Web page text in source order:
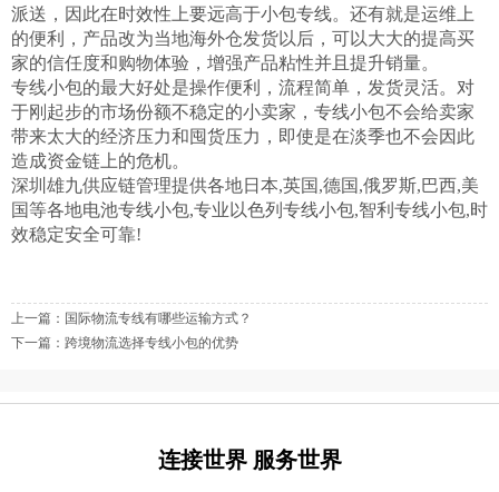
派送，因此在时效性上要远高于小包专线。还有就是运维上
的便利，产品改为当地海外仓发货以后，可以大大的提高买
家的信任度和购物体验，增强产品粘性并且提升销量。
专线小包的最大好处是操作便利，流程简单，发货灵活。对
于刚起步的市场份额不稳定的小卖家，专线小包不会给卖家
带来太大的经济压力和囤货压力，即使是在淡季也不会因此
造成资金链上的危机。
深圳雄九供应链管理提供各地日本,英国,德国,俄罗斯,巴西,美
国等各地电池专线小包,专业 以色列专线小包,智利专线小包,时
效稳定安全可靠!
上一篇： 国际物流专线有哪些运输方式？
下一篇： 跨境物流选择专线小包的优势
连接世界 服务世界